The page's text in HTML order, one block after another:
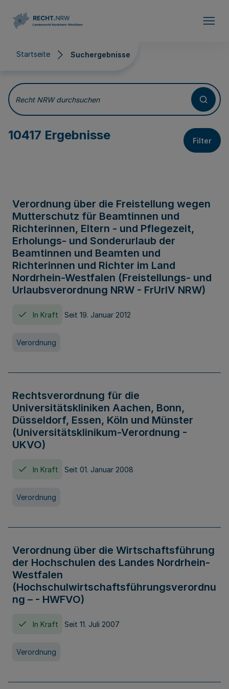
Startseite Suchergebnisse
Suchergebnisse
Recht NRW durchsuchen
10417 Ergebnisse Filter
Verordnung über die Freistellung wegen
Mutterschutz für Beamtinnen und
Richterinnen, Eltern - und Pflegezeit,
Erholungs- und Sonderurlaub der
Beamtinnen und Beamten und
Richterinnen und Richter im Land
Nordrhein-Westfalen (Freistellungs- und
Urlaubsverordnung NRW - FrUrlV NRW)
In Kraft Seit 19. Januar 2012
Verordnung
Rechtsverordnung für die
Universitätskliniken Aachen, Bonn,
Düsseldorf, Essen, Köln und Münster
(Universitätsklinikum-Verordnung -
UKVO)
In Kraft Seit 01. Januar 2008
Verordnung
Verordnung über die Wirtschaftsführung
der Hochschulen des Landes Nordrhein-
Westfalen
(Hochschulwirtschaftsführungsverordnu
ng – - HWFVO)
In Kraft Seit 11. Juli 2007
Verordnung